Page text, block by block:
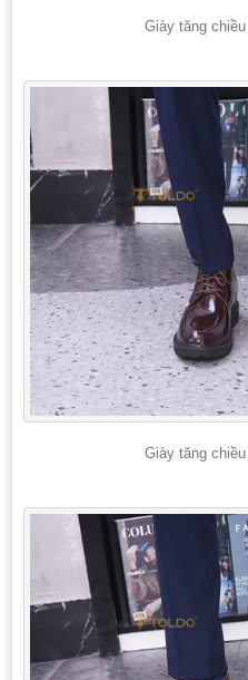
Giày tăng
Giày tăng